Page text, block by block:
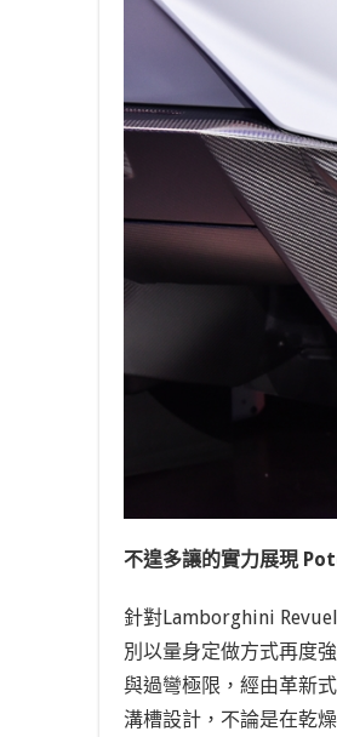
不遑多讓的實力展現
針對Lamborghini
別以量身定做方式再度
與過彎極限，經由革新
溝槽設計，不論是在乾